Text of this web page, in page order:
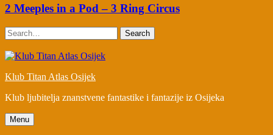
2 Meeples in a Pod – 3 Ring Circus
Search
Klub Titan Atlas Osijek
Klub ljubitelja znanstvene fantastike i fantazije iz Osijeka
Menu